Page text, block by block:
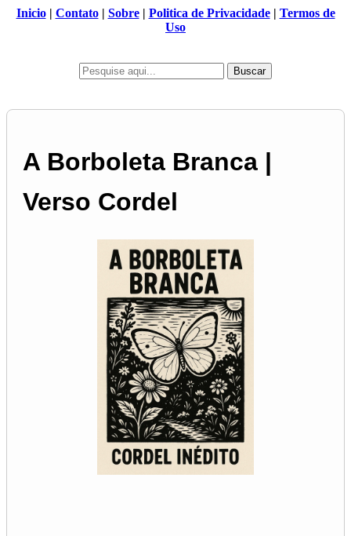
Inicio| Contato| Sobre| Politica de Privacidade| Termos de
Uso
Buscar
A Borboleta Branca |
Verso Cordel